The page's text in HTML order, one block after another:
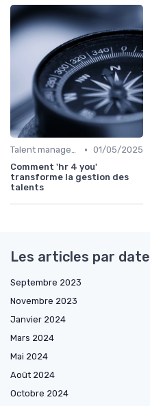
Talent management & high potentials • 01/05/2025
Comment 'hr 4 you'
transforme la gestion des
talents
Les articles par date
Septembre 2023
Novembre 2023
Janvier 2024
Mars 2024
Mai 2024
Août 2024
Octobre 2024